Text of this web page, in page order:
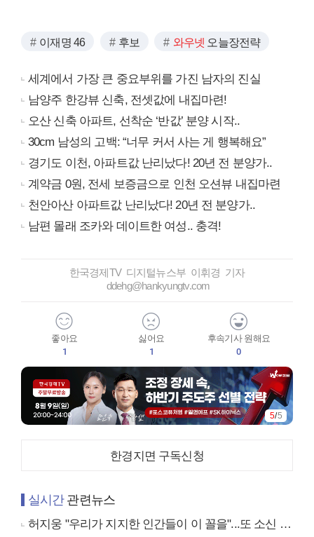
이재명 46 후보 와우넷 오늘장전략
세계에서 가장 큰 중요부위를 가진 남자의 진실
남양주 한강뷰 신축, 전셋값에 내집마련!
오산 신축 아파트, 선착순 ‘반값’ 분양 시작..
30cm 남성의 고백: “너무 커서 사는 게 행복해요”
경기도 이천, 아파트값 난리났다! 20년 전 분양가..
계약금 0원, 전세 보증금으로 인천 오션뷰 내집마련
천안아산 아파트값 난리났다! 20년 전 분양가..
남편 몰래 조카와 데이트한 여성.. 충격!
한국경제TV 디지털뉴스부 이휘경 기자
ddehg@hankyungtv.com
좋아요
1
싫어요
1
후속기사 원해요
0
5/5
한경지면 구독신청
실시간관련뉴스
허지웅 "우리가 지지한 인간들이 이 꼴을"...또 소신 발언